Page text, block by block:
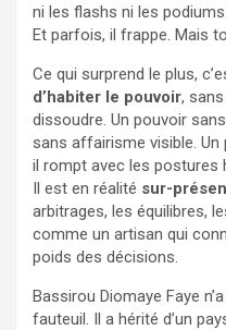
ni les flashs ni les
Et parfois, il frappe. Mais
Ce qui surprend le plus,
d’habiter le pouvoir,
dissoudre. Un pouvoir
sans affairisme visible.
il rompt avec les postures
Il est en réalité sur-
arbitrages, les équilibres,
comme un artisan qui
poids des décisions.
Bassirou Diomaye Faye
fauteuil. Il a hérité d’un